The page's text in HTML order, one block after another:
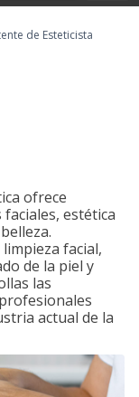
de Esteticista
ofrece
estética
facial,
de la piel y
las
actual de la